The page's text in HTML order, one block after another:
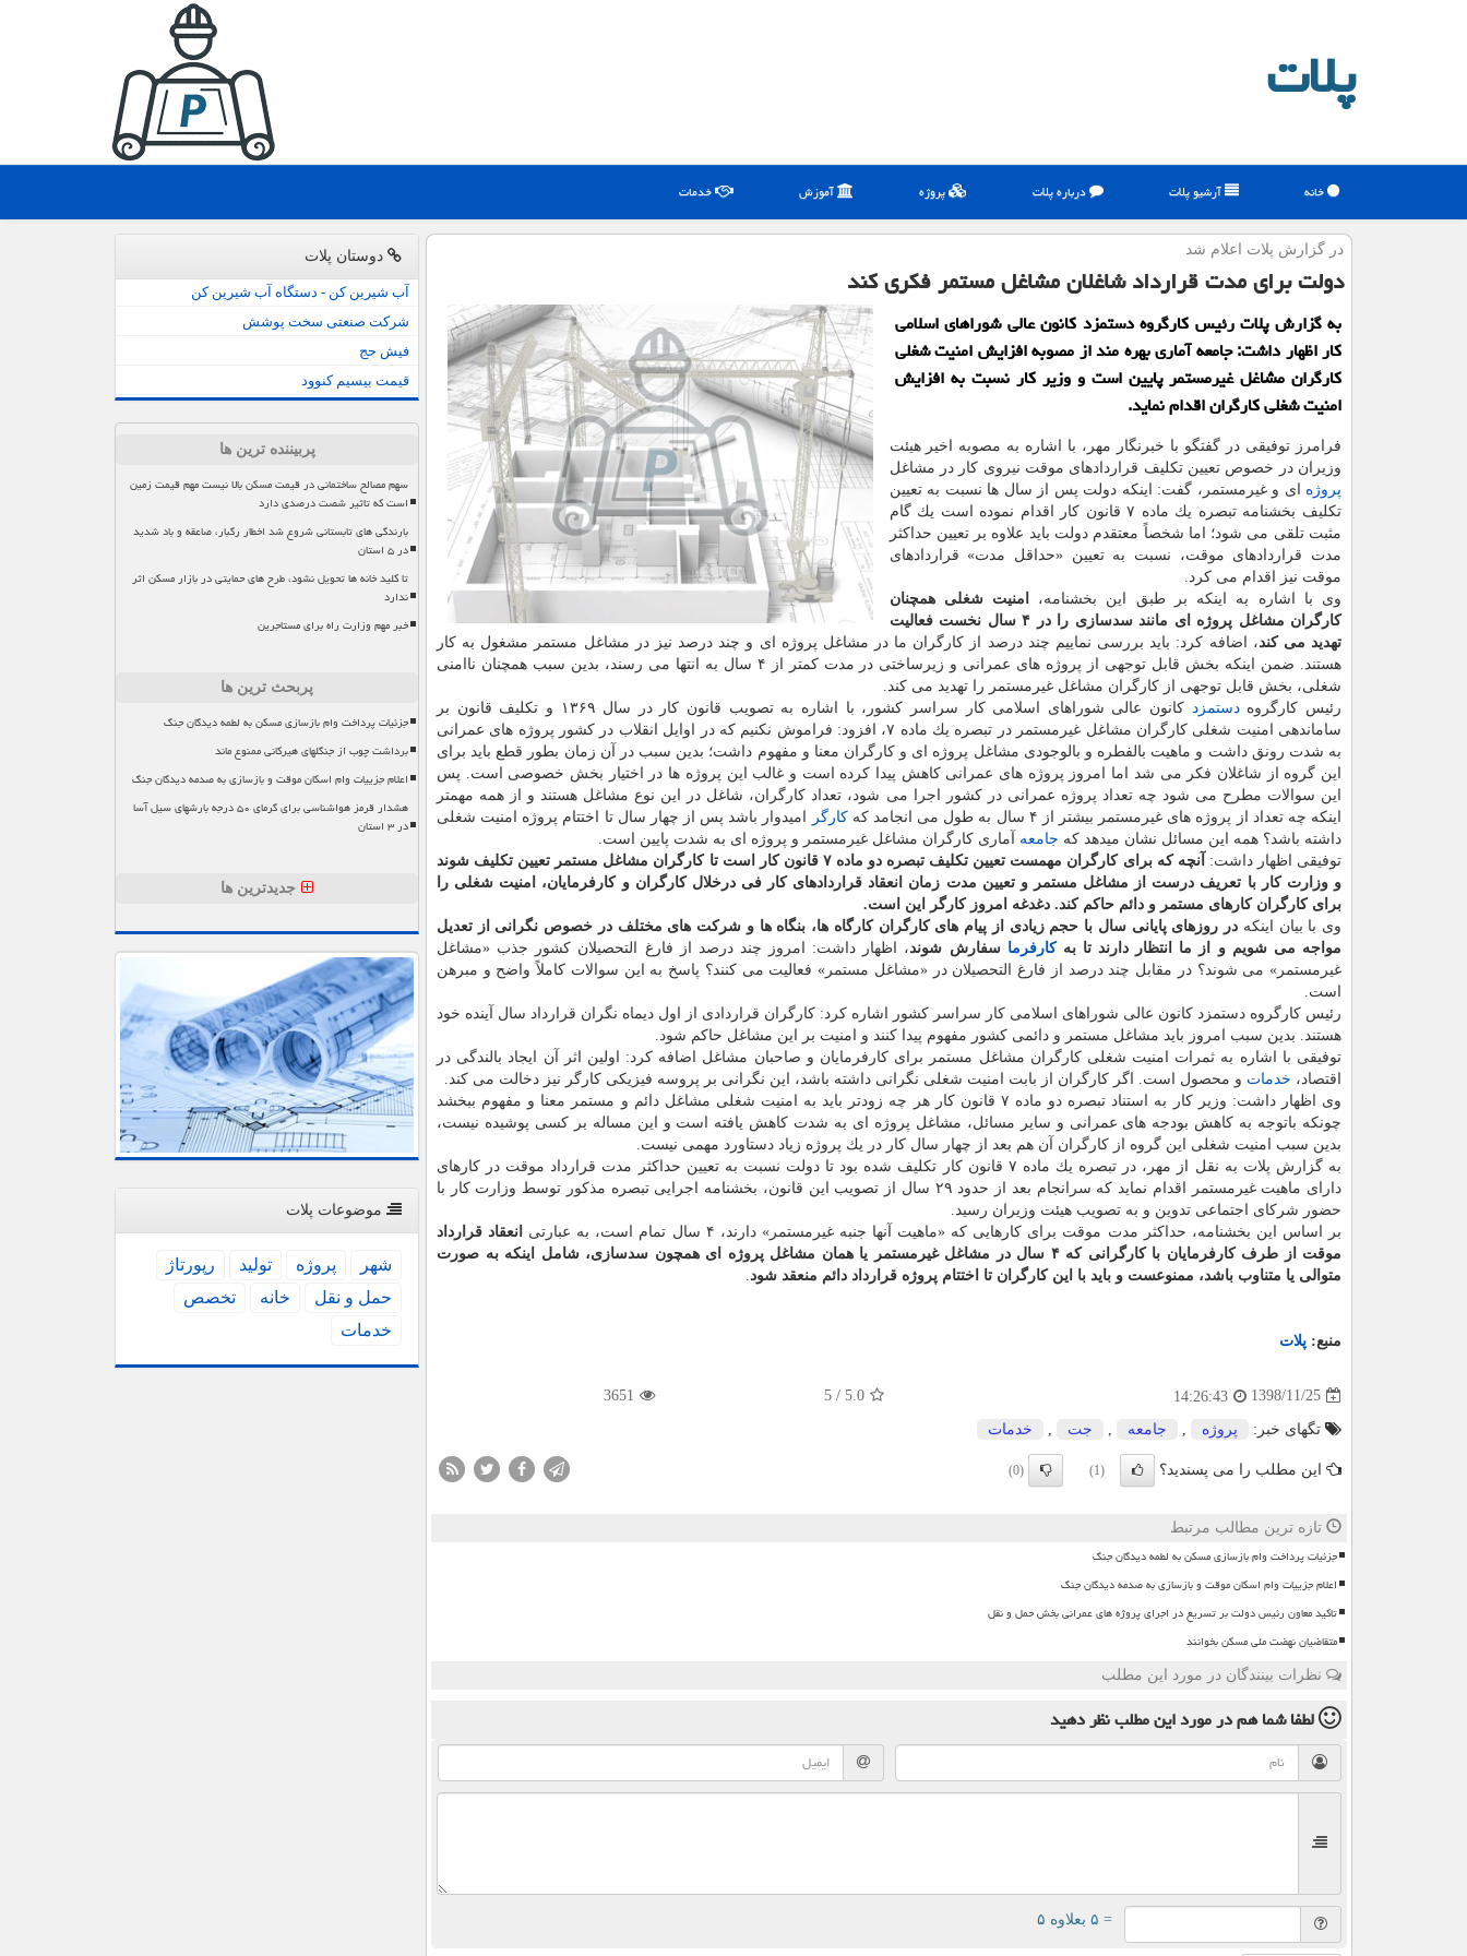
پلات
خانه آرشیو پلات درباره پلات پروژه آموزش خدمات
در گزارش پلات اعلام شد
دولت برای مدت قرارداد شاغلان مشاغل مستمر فكری كند
به گزارش پلات رئیس كارگروه دستمزد كانون عالی شوراهای اسلامی
كار اظهار داشت: جامعه آماری بهره مند از مصوبه افزایش امنیت شغلی
كارگران مشاغل غیرمستمر پایین است و وزیر كار نسبت به افزایش
امنیت شغلی كارگران اقدام نماید.
فرامرز توفیقی در گفتگو با خبرنگار مهر، با اشاره به مصوبه اخیر هیئت
وزیران در خصوص تعیین تكلیف قراردادهای موقت نیروی كار در مشاغل
پروژه ای و غیرمستمر، گفت: اینكه دولت پس از سال ها نسبت به تعیین
تكلیف بخشنامه تبصره یك ماده ۷ قانون كار اقدام نموده است یك گام
مثبت تلقی می شود؛ اما شخصاً معتقدم دولت باید علاوه بر تعیین حداكثر
مدت قراردادهای موقت، نسبت به تعیین «حداقل مدت» قراردادهای
موقت نیز اقدام می كرد.
وی با اشاره به اینكه بر طبق این بخشنامه،
امنیت شغلی همچنان
كارگران مشاغل پروژه ای مانند سدسازی را در ۴ سال نخست فعالیت
تهدید می كند، اضافه كرد: باید بررسی نماییم چند درصد از كارگران ما در مشاغل پروژه ای و چند درصد نیز در مشاغل مستمر مشغول به كار
هستند. ضمن اینكه بخش قابل توجهی از پروژه های عمرانی و زیرساختی در مدت كمتر از ۴ سال به انتها می رسند، بدین سبب همچنان ناامنی
شغلی، بخش قابل توجهی از كارگران مشاغل غیرمستمر را تهدید می كند.
رئیس كارگروهدستمزد
كانون عالی شوراهای اسلامی كار سراسر كشور، با اشاره به تصویب قانون كار در سال ۱۳۶۹ و تكلیف قانون بر
ساماندهی امنیت شغلی كارگران مشاغل غیرمستمر در تبصره یك ماده ۷، افزود: فراموش نكنیم كه در اوایل انقلاب در كشور پروژه های عمرانی
به شدت رونق داشت و ماهیت بالفطره و بالوجودی مشاغل پروژه ای و كارگران معنا و مفهوم داشت؛ بدین سبب در آن زمان بطور قطع باید برای
این گروه از شاغلان فكر می شد اما امروز پروژه های عمرانی كاهش پیدا كرده است و غالب این پروژه ها در اختیار بخش خصوصی است. پس
این سوالات مطرح می شود چه تعداد پروژه عمرانی در كشور اجرا می شود، تعداد كارگران، شاغل در این نوع مشاغل هستند و از همه مهمتر
اینكه چه تعداد از پروژه های غیرمستمر بیشتر از ۴ سال به طول می انجامد كه
كارگر
امیدوار باشد پس از چهار سال تا اختتام پروژه امنیت شغلی
داشته باشد؟ همه این مسائل نشان میدهد كه جامعه آماری كارگران مشاغل غیرمستمر و پروژه ای به شدت پایین است.
توفیقی اظهار داشت:
آنچه كه برای كارگران مهمست تعیین تكلیف تبصره دو ماده ۷ قانون كار است تا كارگران مشاغل مستمر تعیین تكلیف شوند
و وزارت كار با تعریف درست از مشاغل مستمر و تعیین مدت زمان انعقاد قراردادهای كار فی درخلال كارگران و كارفرمایان، امنیت شغلی را
برای كارگران كارهای مستمر و دائم حاكم كند. دغدغه امروز كارگر این است.
وی با بیان اینكه در روزهای پایانی سال با حجم زیادی از پیام های كارگران كارگاه ها، بنگاه ها و شركت های مختلف در خصوص نگرانی از تعدیل
مواجه می شویم و از ما انتظار دارند تا بهكارفرما سفارش شوند، اظهار داشت: امروز چند درصد از فارغ التحصیلان كشور جذب «مشاغل
غیرمستمر» می شوند؟ در مقابل چند درصد از فارغ التحصیلان در «مشاغل مستمر» فعالیت می كنند؟ پاسخ به این سوالات كاملاً واضح و مبرهن
است.
رئیس كارگروه دستمزد كانون عالی شوراهای اسلامی كار سراسر كشور اشاره كرد: كارگران قراردادی از اول دیماه نگران قرارداد سال آینده خود
هستند. بدین سبب امروز باید مشاغل مستمر و دائمی كشور مفهوم پیدا كنند و امنیت بر این مشاغل حاكم شود.
توفیقی با اشاره به ثمرات امنیت شغلی كارگران مشاغل مستمر برای كارفرمایان و صاحبان مشاغل اضافه كرد: اولین اثر آن ایجاد بالندگی در
اقتصاد، خدمات و محصول است. اگر كارگران از بابت امنیت شغلی نگرانی داشته باشد، این نگرانی بر پروسه فیزیكی كارگر نیز دخالت می كند.
وی اظهار داشت: وزیر كار به استناد تبصره دو ماده ۷ قانون كار هر چه زودتر باید به امنیت شغلی مشاغل دائم و مستمر معنا و مفهوم ببخشد
چونكه باتوجه به كاهش بودجه های عمرانی و سایر مسائل، مشاغل پروژه ای به شدت كاهش یافته است و این مساله بر كسی پوشیده نیست،
بدین سبب امنیت شغلی این گروه از كارگران آن هم بعد از چهار سال كار در یك پروژه زیاد دستاورد مهمی نیست.
به گزارش پلات به نقل از مهر، در تبصره یك ماده ۷ قانون كار تكلیف شده بود تا دولت نسبت به تعیین حداكثر مدت قرارداد موقت در كارهای
دارای ماهیت غیرمستمر اقدام نماید كه سرانجام بعد از حدود ۲۹ سال از تصویب این قانون، بخشنامه اجرایی تبصره مذكور توسط وزارت كار با
حضور شركای اجتماعی تدوین و به تصویب هیئت وزیران رسید.
بر اساس این بخشنامه، حداكثر مدت موقت برای كارهایی كه «ماهیت آنها جنبه غیرمستمر» دارند، ۴ سال تمام است، به عبارتی
انعقاد قرارداد
موقت از طرف كارفرمایان با كارگرانی كه ۴ سال در مشاغل غیرمستمر یا همان مشاغل پروژه ای همچون سدسازی، شامل اینكه به صورت
متوالی یا متناوب باشد، ممنوعست و باید با این كارگران تا اختتام پروژه قرارداد دائم منعقد شود.
منبع: پلات
1398/11/25
14:26:43
5.0
/
5
3651
تگهای خبر: پروژه جامعه جت خدمات
این مطلب را می پسندید؟ (1)
(0)
تازه ترین مطالب مرتبط
جزئیات پرداخت وام بازسازی مسکن به لطمه دیدگان جنگ
اعلام جزییات وام اسکان موقت و بازسازی به صدمه دیدگان جنگ
تاکید معاون رئیس دولت بر تسریع در اجرای پروژه های عمرانی بخش حمل و نقل
متقاضیان نهضت ملی مسکن بخوانند
نظرات بینندگان در مورد این مطلب
لطفا شما همدر مورد این مطلبنظر دهید
= ۵ بعلاوه ۵
دوستان پلات
آب شیرین کن - دستگاه آب شیرین کن
شرکت صنعتی سخت پوشش
فیش حج
قیمت بیسیم کنوود
پربیننده ترین ها
سهم مصالح ساختمانی در قیمت مسکن بالا نیست مهم قیمت زمین
است که تاثیر شصت درصدی دارد
بارندگی های تابستانی شروع شد اخطار رگبار، صاعقه و باد شدید
در ۵ استان
تا کلید خانه ها تحویل نشود، طرح های حمایتی در بازار مسکن اثر
ندارد
خبر مهم وزارت راه برای مستاجرین
پربحث ترین ها
جزئیات پرداخت وام بازسازی مسکن به لطمه دیدگان جنگ
برداشت چوب از جنگلهای هیرکانی ممنوع ماند
اعلام جزییات وام اسکان موقت و بازسازی به صدمه دیدگان جنگ
هشدار قرمز هواشناسی برای گرمای ۵۰ درجه بارشهای سیل آسا
در ۳ استان
جدیدترین ها
موضوعات پلات
شهر پروژه تولید
رپورتاژ
حمل و نقل
خانه
تخصص
خدمات